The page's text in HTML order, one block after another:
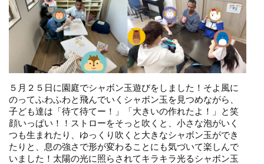
５月２５日に園庭でシャボン玉遊びをしました！そよ風に
のってふわふわと飛んでいくシャボン玉を見つめながら、
子ども達は「待て待てー！」「大きいの作れたよ！」と笑
顔いっぱい！！ストローをそっと吹くと、小さな泡がいく
つも生まれたり、ゆっくり吹くと大きなシャボン玉ができ
たりと、息の強さで形が変わることにも気づいて楽しんで
いました！太陽の光に照らされてキラキラ光るシャボン玉